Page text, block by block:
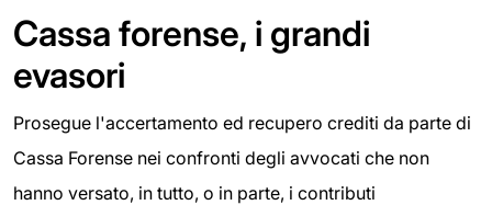
Cassa forense, i grandi
evasori
Prosegue l'accertamento ed recupero crediti da parte di
Cassa Forense nei confronti degli avvocati che non
hanno versato, in tutto, o in parte, i contributi